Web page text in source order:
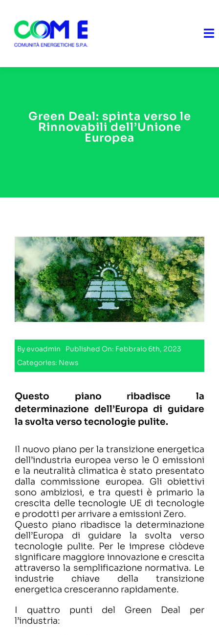
content
Cosa facciamo
Lavora con noi
Contatti
Green Deal: spinta verso le
Rinnovabili dell’Unione
Europea
Byevoadmin
Published On: Febbraio 6th, 2023
Categories: News
Questo piano ribadisce la
determinazione dell’Europa di guidare
la svolta verso tecnologie pulite.
Il nuovo piano per la transizione energetica
dell’industria europea verso le 0 emissioni
e la neutralità climatica è stato presentato
dalla commissione europea. Gli obiettivi
sono ambiziosi, e tra questi è primario la
crescita delle tecnologie UE di tecnologie
e prodotti per arrivare a emissioni Zero.
Questo piano ribadisce la determinazione
dell’Europa di guidare la svolta verso
tecnologie pulite. Per le imprese ciòdeve
significare maggiore innovazione e crescita
attraverso la semplificazione normativa. Le
industrie chiave della transizione
energetica cresceranno rapidamente.
I quattro punti del Green Deal per
l’industria: